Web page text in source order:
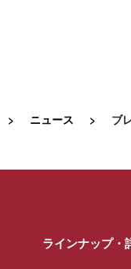
ニュース ブ
ラインナップ・